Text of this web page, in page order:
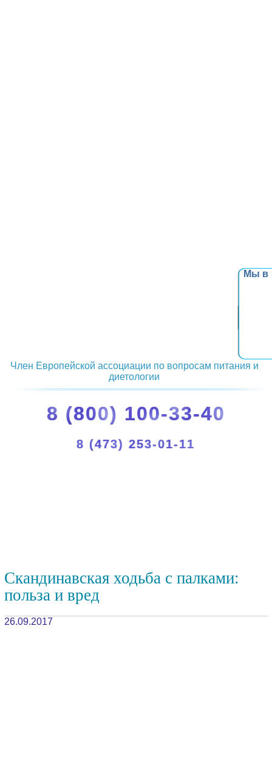
Мы в
Член Европейской ассоциации по вопросам питания и
диетологии
8 (800) 100-33-40
8 (473) 253-01-11
Скандинавская ходьба с палками:
польза и вред
26.09.2017